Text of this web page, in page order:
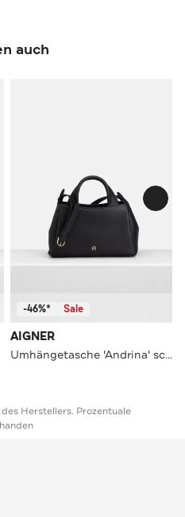
auch
-46%* Sale
AIGNER
Umhängetasche 'Andrina' schwarz
Herstellers. Prozentuale